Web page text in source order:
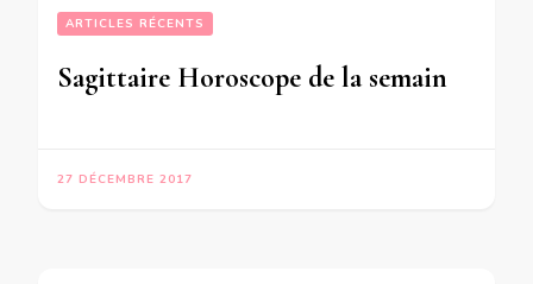
ARTICLES RÉCENTS
27 DÉCEMBRE 2017